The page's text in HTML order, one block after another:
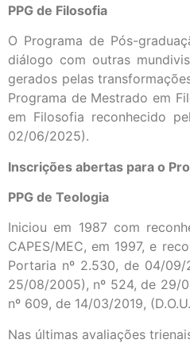
PPG de Filosofia
O Programa de Pós-
diálogo com outras
gerados pelas
Programa de Mestrado em
em Filosofia reconhecido
02/06/2025).
Inscrições abertas para o
PPG de Teologia
Iniciou em 1987 com
CAPES/MEC, em 1997, e
Portaria nº 2.530, de 04/
25/08/2005), nº 524, de 29/
nº 609, de 14/03/2019,
Nas últimas avaliações